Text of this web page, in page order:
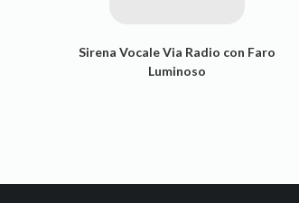
Sirena Vocale Via Radio con Faro
Luminoso